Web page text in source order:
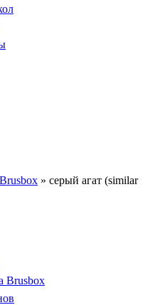
» серый агат (similar
Brusbox